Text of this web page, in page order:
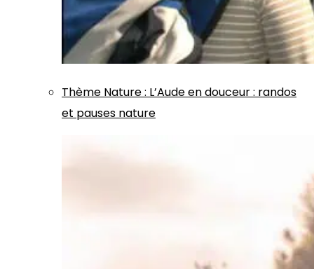
Thème Nature: L’Aude en douceur : randos
et pauses nature